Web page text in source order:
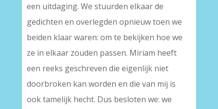
een uitdaging. We stuurden elkaar de
gedichten en overlegden opnieuw toen we
beiden klaar waren: om te bekijken hoe we
ze in elkaar zouden passen. Miriam heeft
een reeks geschreven die eigenlijk niet
doorbroken kan worden en die van mij is
ook tamelijk hecht. Dus besloten we: we